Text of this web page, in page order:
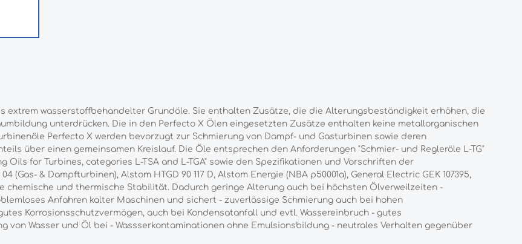
extrem wasserstoffbehandelter Grundöle. Sie enthalten Zusätze, die die Alterungsbeständigkeit erhöhen, die
unterdrücken. Die in den Perfecto X Ölen eingesetzten Zusätze enthalten keine metallorganischen
Perfecto X werden bevorzugt zur Schmierung von Dampf- und Gasturbinen sowie deren
über einen gemeinsamen Kreislauf. Die Öle entsprechen den Anforderungen "Schmier- und Regleröle L-TG"
Oils for Turbines, categories L-TSA and L-TGA" sowie den Spezifikationen und Vorschriften der
(Gas- & Dampfturbinen), Alstom HTGD 90 117 D, Alstom Energie (NBA p50001a), General Electric GEK 107395,
chemische und thermische Stabilität. Dadurch geringe Alterung auch bei höchsten Ölverweilzeiten -
Anfahren kalter Maschinen und sichert - zuverlässige Schmierung auch bei hohen
Korrosionsschutzvermögen, auch bei Kondensatanfall und evtl. Wassereinbruch - gutes
von Wasser und Öl bei - Wassserkontaminationen ohne Emulsionsbildung - neutrales Verhalten gegenüber